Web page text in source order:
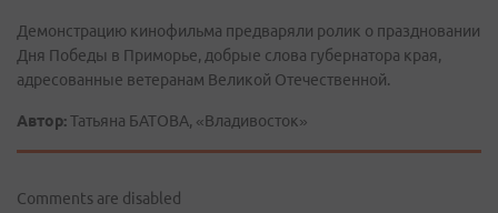
Демонстрацию кинофильма предваряли ролик о праздновании
Дня Победы в Приморье, добрые слова губернатора края,
адресованные ветеранам Великой Отечественной.
Автор:Татьяна БАТОВА, «Владивосток»
Comments are disabled